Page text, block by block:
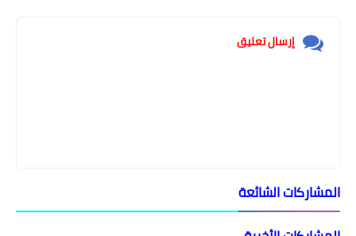
إرسال تعليق
المشاركات الشائعة